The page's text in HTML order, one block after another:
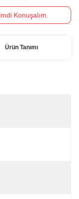
Konuşalım.
Ürün Tanımı